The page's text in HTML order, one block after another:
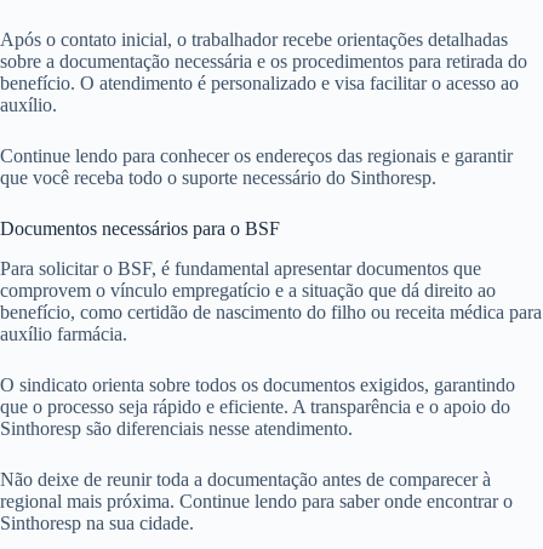
Após o contato inicial, o trabalhador recebe orientações detalhadas
sobre a documentação necessária e os procedimentos para retirada do
benefício. O atendimento é personalizado e visa facilitar o acesso ao
auxílio.
Continue lendo para conhecer os endereços das regionais e garantir
que você receba todo o suporte necessário do Sinthoresp.
Documentos necessários para o BSF
Para solicitar o BSF, é fundamental apresentar documentos que
comprovem o vínculo empregatício e a situação que dá direito ao
benefício, como certidão de nascimento do filho ou receita médica para
auxílio farmácia.
O sindicato orienta sobre todos os documentos exigidos, garantindo
que o processo seja rápido e eficiente. A transparência e o apoio do
Sinthoresp são diferenciais nesse atendimento.
Não deixe de reunir toda a documentação antes de comparecer à
regional mais próxima. Continue lendo para saber onde encontrar o
Sinthoresp na sua cidade.